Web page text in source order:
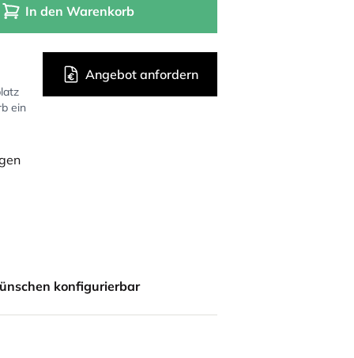
In den Warenkorb
ein
Angebot anfordern
konfigurierbar